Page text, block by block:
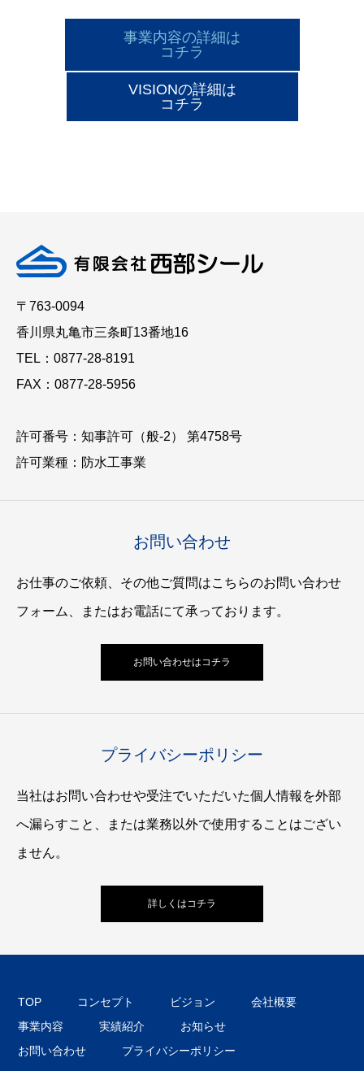
事業内容の詳細は
コチラ
VISIONの詳細は
コチラ
〒763-0094
香川県丸亀市三条町13番地16
TEL：0877-28-8191
FAX：0877-28-5956
許可番号：知事許可（般-2） 第4758号
許可業種：防水工事業
お問い合わせ
お仕事のご依頼、その他ご質問はこちらのお問い合わせ
フォーム、またはお電話にて承っております。
お問い合わせはコチラ
プライバシーポリシー
当社はお問い合わせや受注でいただいた個人情報を外部
へ漏らすこと、または業務以外で使用することはござい
ません。
詳しくはコチラ
TOP コンセプト ビジョン
会社概要
事業内容
実績紹介
お知らせ
お問い合わせ
プライバシーポリシー